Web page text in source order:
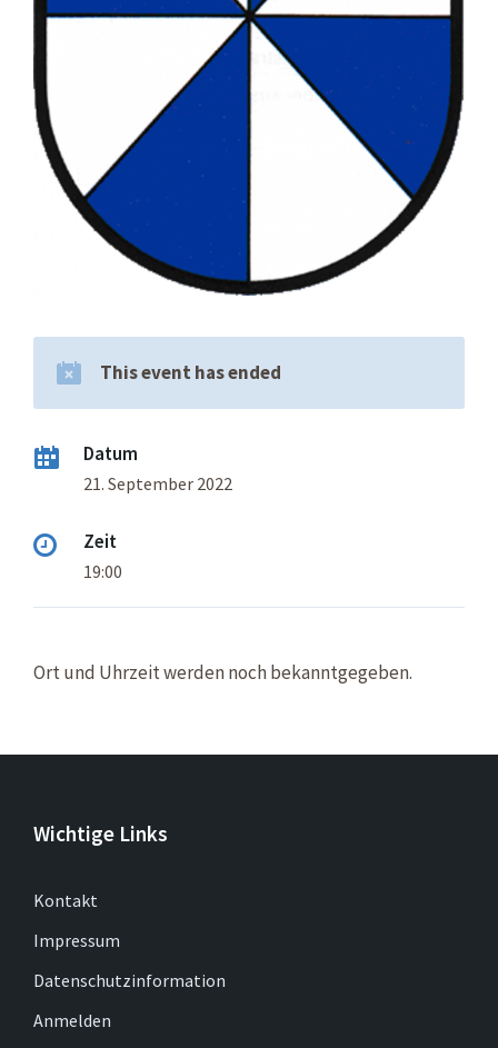
This event has ended
Datum
21. September 2022
Zeit
19:00
Ort und Uhrzeit werden noch bekanntgegeben.
Wichtige Links
Kontakt
Impressum
Datenschutzinformation
Anmelden